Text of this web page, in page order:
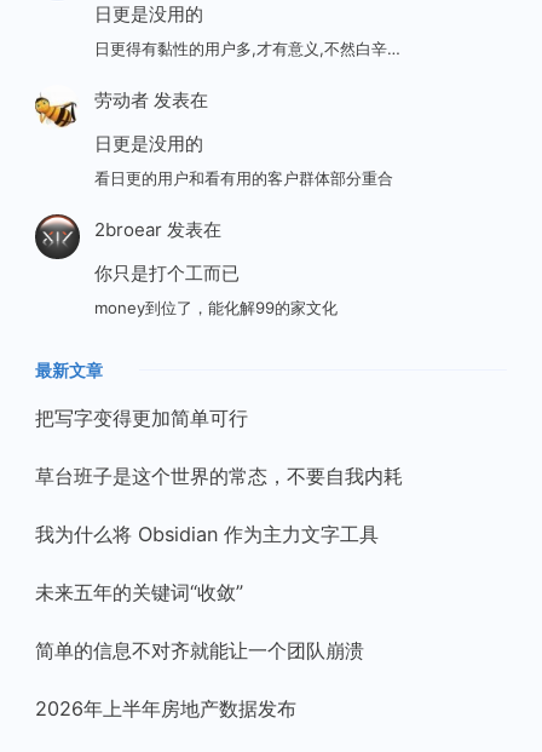
日更是没用的
日更得有黏性的用户多,才有意义,不然白辛…
劳动者发表在
日更是没用的
看日更的用户和看有用的客户群体部分重合
2broear发表在
你只是打个工而已
money到位了，能化解99的家文化
最新文章
把写字变得更加简单可行
草台班子是这个世界的常态，不要自我内耗
我为什么将 Obsidian 作为主力文字工具
未来五年的关键词“收敛”
简单的信息不对齐就能让一个团队崩溃
2026年上半年房地产数据发布